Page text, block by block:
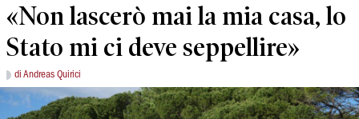
«Non lascerò mai la mia casa, lo
Stato mi ci deve seppellire»
di Andreas Quirici